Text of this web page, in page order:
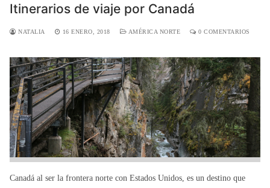
Itinerarios de viaje por Canadá
NATALIA 16 ENERO, 2018 AMÉRICA NORTE 0 COMENTARIOS
Canadá al ser la frontera norte con Estados Unidos, es un destino que